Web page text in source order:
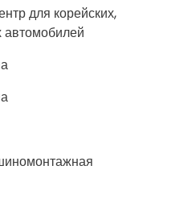
для корейских,
автомобилей